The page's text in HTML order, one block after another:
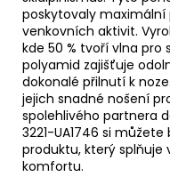
poskytovaly
venkovních aktivit.
kde 50 % tvoří vlna pro
polyamid zajišťuje
dokonalé přilnutí k
jejich snadné nošení
spolehlivého partnera
3221-UA1746 si
produktu, který splňuje
komfortu.